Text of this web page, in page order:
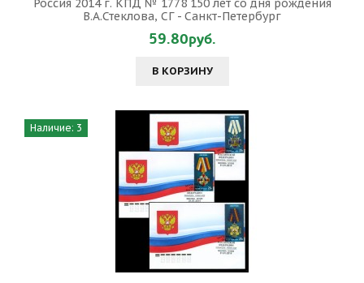
Россия 2014 г. КПД № 1778 150 лет со дня рождения
В.А.Стеклова, СГ - Санкт-Петербург
59.80руб.
В КОРЗИНУ
Наличие: 3